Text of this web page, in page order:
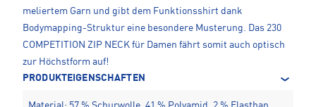
meliertem Garn und gibt dem Funktionsshirt dank
Bodymapping-Struktur eine besondere Musterung. Das 230
COMPETITION ZIP NECK für Damen fährt somit auch optisch
zur Höchstform auf!
PRODUKTEIGENSCHAFTEN